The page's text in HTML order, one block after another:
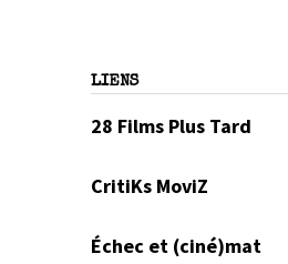
LIENS
28 Films Plus Tard
CritiKs MoviZ
Échec et (ciné)mat